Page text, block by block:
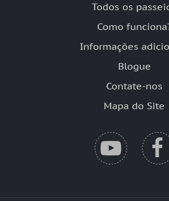
Todos os
Como
Informações
Blogue
Contate-nos
Mapa do Site